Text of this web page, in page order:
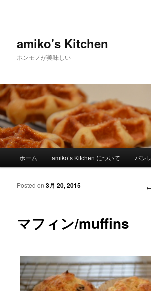
amiko's Kitchen
ホンモノが美味しい
Skip to primary content
Skip to secondary content
ホーム amiko’s Kitchen について パン
←
マフィン/muffins
Posted on3月 20, 2015